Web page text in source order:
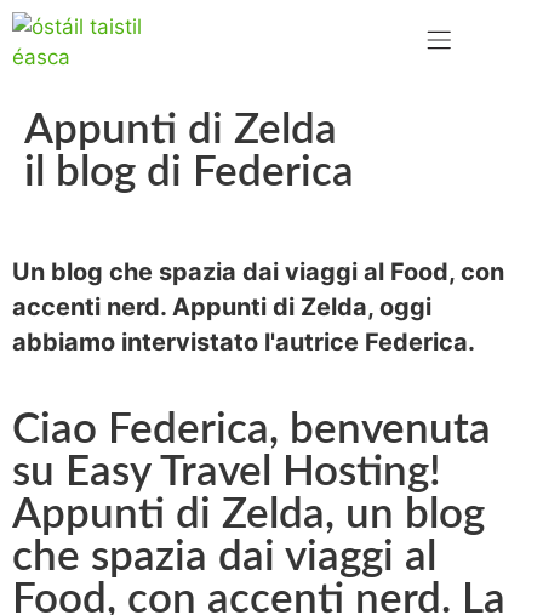
Appunti di Zelda
il blog di Federica
Un blog che spazia dai viaggi al Food, con
accenti nerd. Appunti di Zelda, oggi
abbiamo intervistato l'autrice Federica.
Ciao Federica, benvenuta
su Easy Travel Hosting!
Appunti di Zelda, un blog
che spazia dai viaggi al
Food, con accenti nerd. La